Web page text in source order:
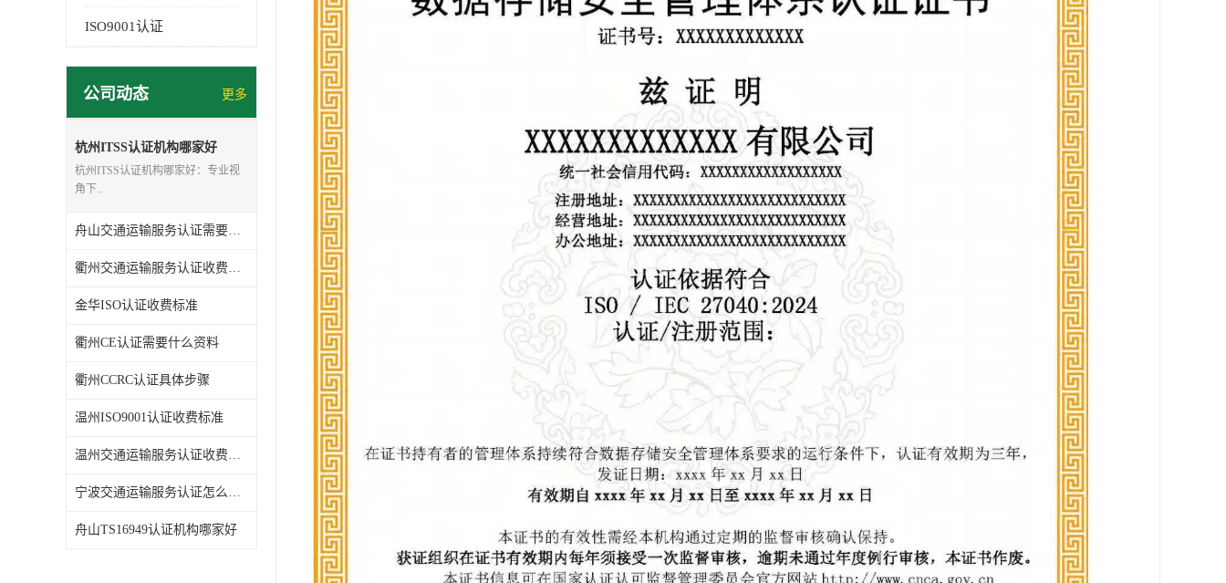
ISO9001认证
公司动态 更多
杭州ITSS认证机构哪家好
杭州ITSS认证机构哪家好：专业视
角下..
舟山交通运输服务认证需要什么资料
衢州交通运输服务认证收费标准
金华ISO认证收费标准
衢州CE认证需要什么资料
衢州CCRC认证具体步骤
温州ISO9001认证收费标准
温州交通运输服务认证收费标准
宁波交通运输服务认证怎么办理
舟山TS16949认证机构哪家好